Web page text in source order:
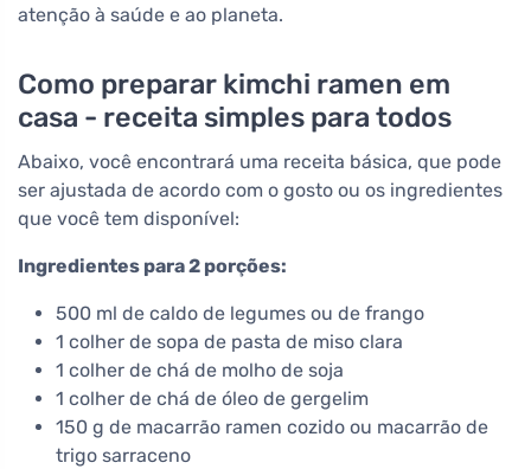
atenção à saúde e ao planeta.
Como preparar kimchi ramen em
casa - receita simples para todos
Abaixo, você encontrará uma receita básica, que pode
ser ajustada de acordo com o gosto ou os ingredientes
que você tem disponível:
Ingredientes para 2 porções:
500 ml de caldo de legumes ou de frango
1 colher de sopa de pasta de miso clara
1 colher de chá de molho de soja
1 colher de chá de óleo de gergelim
150 g de macarrão ramen cozido ou macarrão de
trigo sarraceno